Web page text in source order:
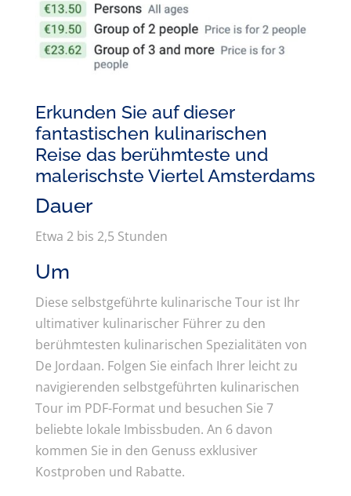
Erkunden Sie auf dieser
fantastischen kulinarischen
Reise das berühmteste und
malerischste Viertel Amsterdams
Dauer
Etwa 2 bis 2,5 Stunden
Um
Diese selbstgeführte kulinarische Tour ist Ihr
ultimativer kulinarischer Führer zu den
berühmtesten kulinarischen Spezialitäten von
De Jordaan. Folgen Sie einfach Ihrer leicht zu
navigierenden selbstgeführten kulinarischen
Tour im PDF-Format und besuchen Sie 7
beliebte lokale Imbissbuden. An 6 davon
kommen Sie in den Genuss exklusiver
Kostproben und Rabatte.